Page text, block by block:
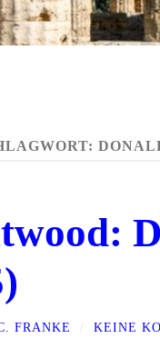
FRANKE KEINE